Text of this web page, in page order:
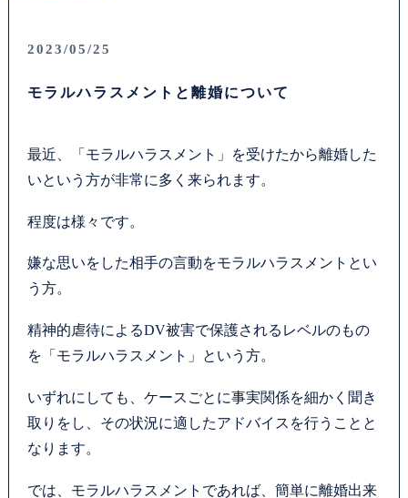
2023/05/25
モラルハラスメントと離婚について
最近、「モラルハラスメント」を受けたから離婚した
いという方が非常に多く来られます。
程度は様々です。
嫌な思いをした相手の言動をモラルハラスメントとい
う方。
精神的虐待によるDV被害で保護されるレベルのもの
を「モラルハラスメント」という方。
いずれにしても、ケースごとに事実関係を細かく聞き
取りをし、その状況に適したアドバイスを行うことと
なります。
では、モラルハラスメントであれば、簡単に離婚出来